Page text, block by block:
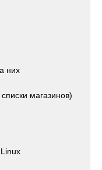
них
магазинов)